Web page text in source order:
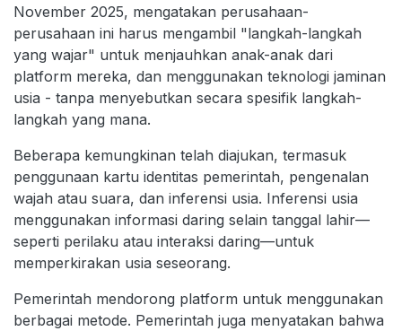
November 2025, mengatakan perusahaan-
perusahaan ini harus mengambil "langkah-langkah
yang wajar" untuk menjauhkan anak-anak dari
platform mereka, dan menggunakan teknologi jaminan
usia - tanpa menyebutkan secara spesifik langkah-
langkah yang mana.
Beberapa kemungkinan telah diajukan, termasuk
penggunaan kartu identitas pemerintah, pengenalan
wajah atau suara, dan inferensi usia. Inferensi usia
menggunakan informasi daring selain tanggal lahir—
seperti perilaku atau interaksi daring—untuk
memperkirakan usia seseorang.
Pemerintah mendorong platform untuk menggunakan
berbagai metode. Pemerintah juga menyatakan bahwa